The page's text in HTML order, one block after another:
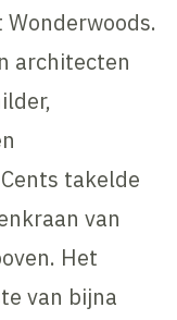
architecten
takelde
van
Het
van bijna